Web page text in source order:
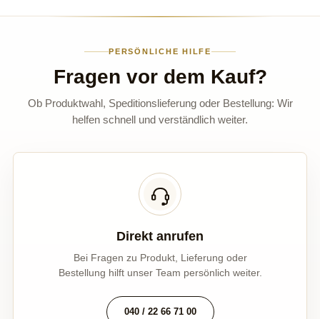
PERSÖNLICHE HILFE
Fragen vor dem Kauf?
Ob Produktwahl, Speditionslieferung oder Bestellung: Wir
helfen schnell und verständlich weiter.
Direkt anrufen
Bei Fragen zu Produkt, Lieferung oder
Bestellung hilft unser Team persönlich weiter.
040 / 22 66 71 00